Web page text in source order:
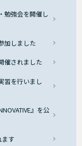
勉強会を開催し
加しました
催されました
習を行いまし
』を公
ます